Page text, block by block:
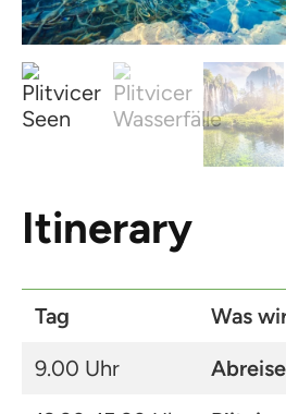
Itinerary
Tag
Was
9.00 Uhr